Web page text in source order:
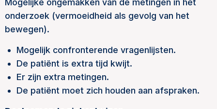
Mogelijke ongemakken van de metingen in het
onderzoek (vermoeidheid als gevolg van het
bewegen).
Mogelijk confronterende vragenlijsten.
De patiënt is extra tijd kwijt.
Er zijn extra metingen.
De patiënt moet zich houden aan afspraken.